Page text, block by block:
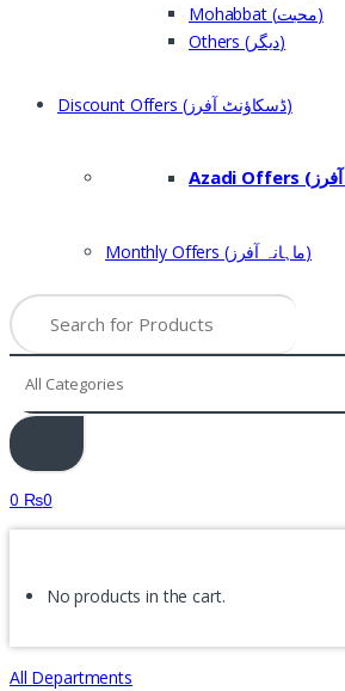
Mohabbat (محبت)
Others (دیگر)
Discount Offers (ڈسکاؤنٹ آفرز)
Monthly Offers (ماہانہ آفرز)
Search
for:
0 ₨0
No products in the cart.
All Departments